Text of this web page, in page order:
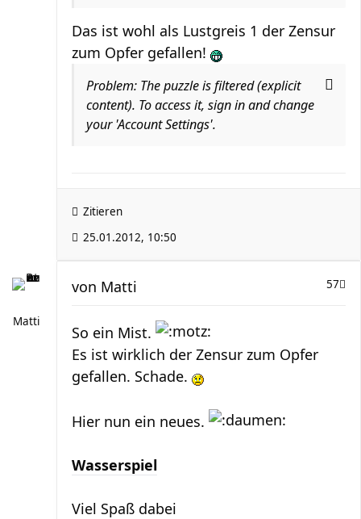
Das ist wohl als Lustgreis 1 der Zensur
zum Opfer gefallen!
Problem: The puzzle is filtered (explicit
content). To access it, sign in and change
your 'Account Settings'.
Zitieren
25.01.2012, 10:50
Matti
57
von Matti
So ein Mist.
Es ist wirklich der Zensur zum Opfer
gefallen. Schade.
Hier nun ein neues.
Wasserspiel
Viel Spaß dabei